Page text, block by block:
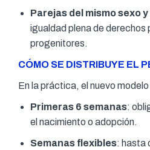
Parejas del mismo sexo
igualdad plena de derechos
progenitores.
CÓMO SE DISTRIBUYE EL
En la práctica, el nuevo
Primeras 6 semanas:
el nacimiento o adopción.
Semanas flexibles: hasta